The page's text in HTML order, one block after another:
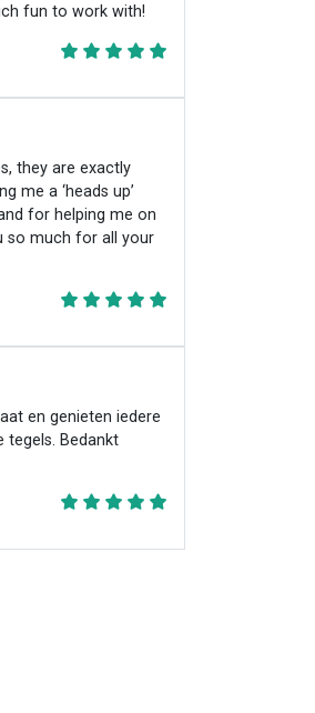
fun to work with!
they are exactly
me a ‘heads up’
for helping me on
so much for all your
en genieten iedere
tegels. Bedankt